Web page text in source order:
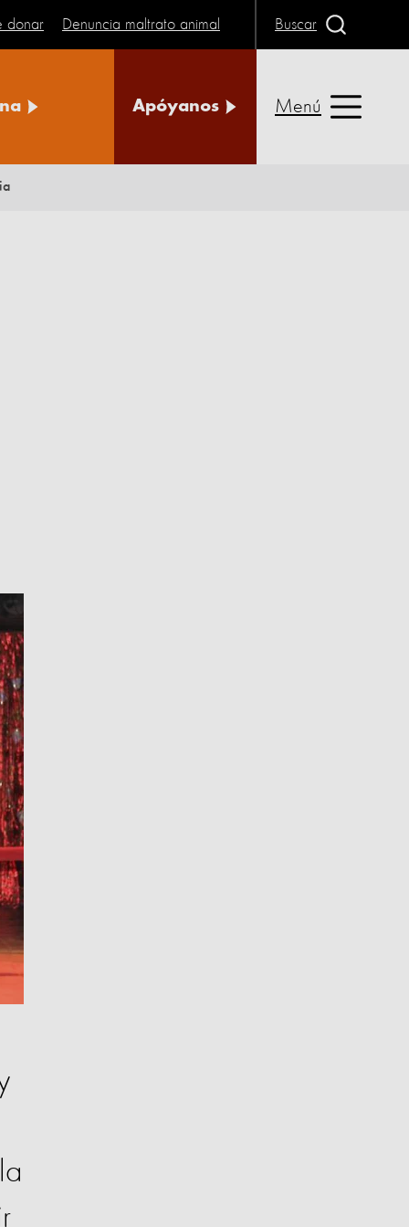
donar Denuncia maltrato animal Buscar
Apóyanos Menú